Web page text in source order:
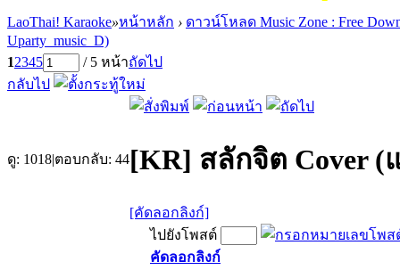
LaoThai! Karaoke»หน้าหลัก › ดาวน์โหลด Music Zone : Free
Uparty_music_D)
12345 / 5 หน้าถัดไป
กลับไป
ดู: 1018|ตอบกลับ: 44[KR] สลักจิต Cover (
[คัดลอกลิงก์]
ไปยังโพสต์
คัดลอกลิงก์